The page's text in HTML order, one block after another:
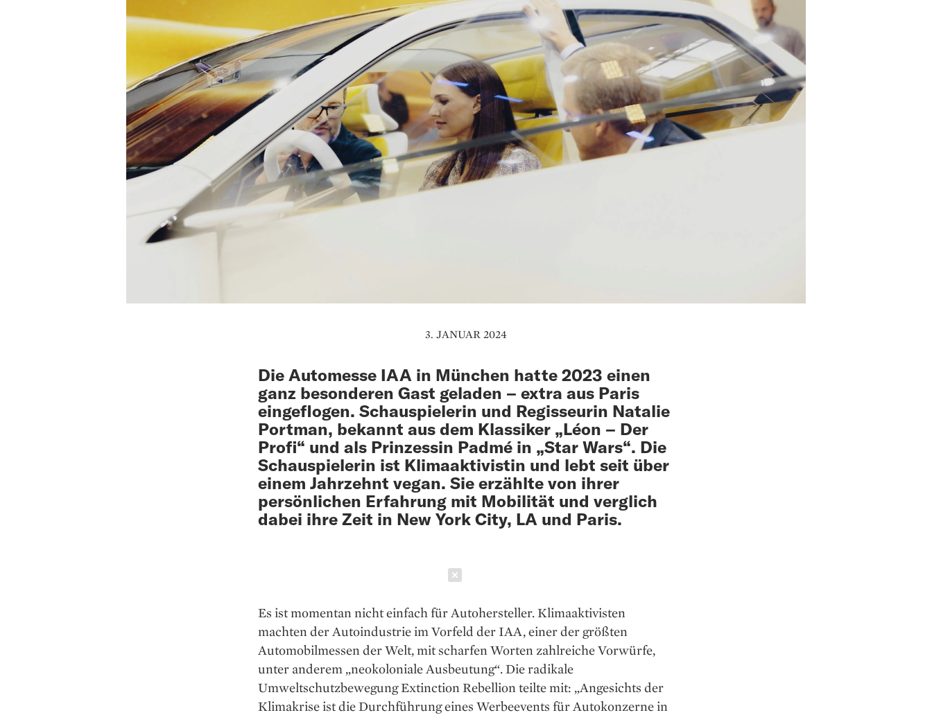
3. JANUAR 2024
Die Automesse IAA in München hatte 2023 einen
ganz besonderen Gast geladen – extra aus Paris
eingeflogen. Schauspielerin und Regisseurin Natalie
Portman, bekannt aus dem Klassiker „Léon – Der
Profi“ und als Prinzessin Padmé in „Star Wars“. Die
Schauspielerin ist Klimaaktivistin und lebt seit über
einem Jahrzehnt vegan. Sie erzählte von ihrer
persönlichen Erfahrung mit Mobilität und verglich
dabei ihre Zeit in New York City, LA und Paris.
Es ist momentan nicht einfach für Autohersteller. Klimaaktivisten
machten der Autoindustrie im Vorfeld der IAA, einer der größten
Automobilmessen der Welt, mit scharfen Worten zahlreiche Vorwürfe,
unter anderem „neokoloniale Ausbeutung“. Die radikale
Umweltschutzbewegung Extinction Rebellion teilte mit: „Angesichts der
Klimakrise ist die Durchführung eines Werbeevents für Autokonzerne in